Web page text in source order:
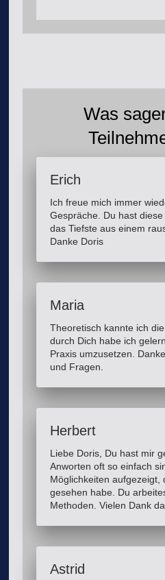
Was
Erich
Ich freue mich immer
Gespräche. Du hast diese
das Tiefste aus einem
Danke Doris
Maria
Theoretisch kannte ich
durch Dich habe ich
Praxis umzusetzen.
und Fragen.
Herbert
Liebe Doris, Du hast mir
Anworten oft so einfach
Möglichkeiten aufgezeigt,
gesehen habe. Du
Methoden. Vielen Dank
Astrid